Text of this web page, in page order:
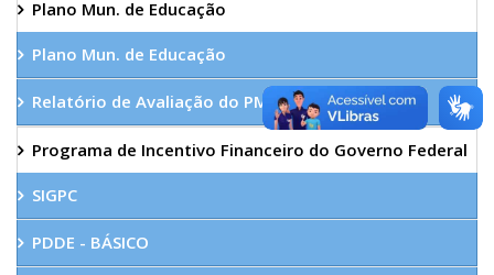
Plano Mun. de Educação
Plano Mun. de Educação
Relatório de Avaliação do PME
Programa de Incentivo Financeiro do Governo Federal
SIGPC
PDDE - BÁSICO